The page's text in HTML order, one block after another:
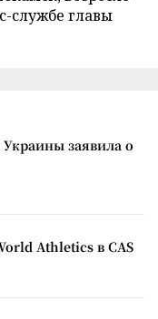
службе главы
заявила о
Athletics в CAS